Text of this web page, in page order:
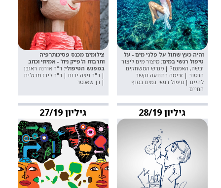
והיה כעץ שתול על פלגי מים - על
טיפול רגשי במים:מיצור מים ליצור
יבשה, האמנם? | מגרש המשחקים
הרטוב | זרימה בתנועה וקשב
לחיים | טיפול רגשי במים בסוף
החיים
צילומים מכנס פסיכותרפיה
ותרבות ה'פייק ניוז' - אמיתי וכוזב
במפגש הטיפולי: ד"ר אורנה ראובן
| ד"ר ניצה ירום | ד"ר לירז מרגלית
| דן שאכטר
גיליון 28/19 גיליון 27/19